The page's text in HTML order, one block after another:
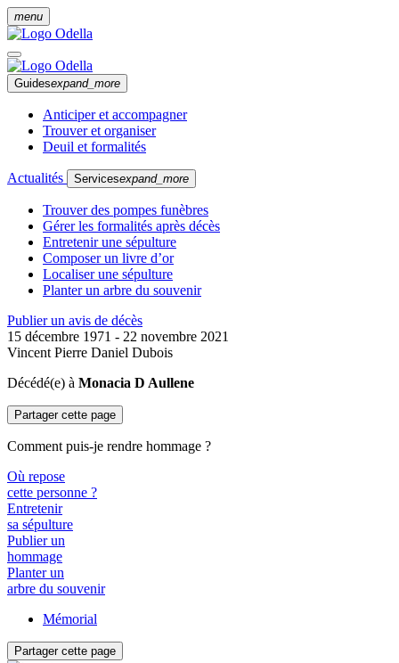
menu
Guidesexpand_more
Anticiper et accompagner
Trouver et organiser
Deuil et formalités
Actualités Servicesexpand_more
Trouver des pompes funèbres
Gérer les formalités après décès
Entretenir une sépulture
Composer un livre d’or
Localiser une sépulture
Planter un arbre du souvenir
Publier un avis de décès
15 décembre 1971 - 22 novembre 2021
Vincent Pierre Daniel Dubois
Décédé(e) à Monacia D Aullene
Partager cette page
Comment puis-je rendre hommage ?
Où repose
cette personne ?
Entretenir
sa sépulture
Publier un
hommage
Planter un
arbre du souvenir
Mémorial
Partager cette page